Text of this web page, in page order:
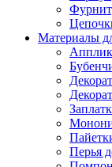
Материалы
Перья